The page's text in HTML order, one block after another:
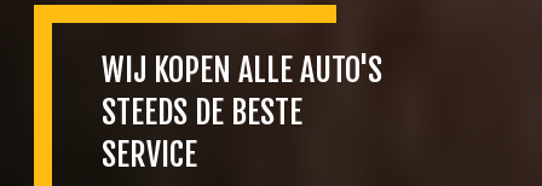
WIJ KOPEN ALLE AUTO'S
STEEDS DE BESTE
SERVICE